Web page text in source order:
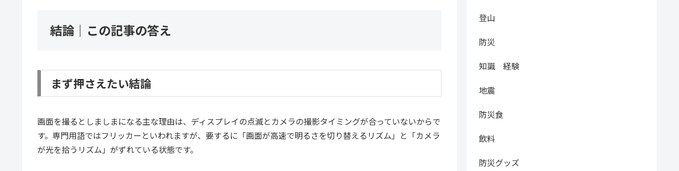
結論｜この記事の答え
まず押さえたい結論
画面を撮るとしましまになる主な理由は、ディスプレイの点滅とカメラの撮影タイミングが合っていないからで
す。専門用語ではフリッカーといわれますが、要するに「画面が高速で明るさを切り替えるリズム」と「カメラ
が光を拾うリズム」がずれている状態です。
登山
防災
知識 経験
地震
防災食
飲料
防災グッズ